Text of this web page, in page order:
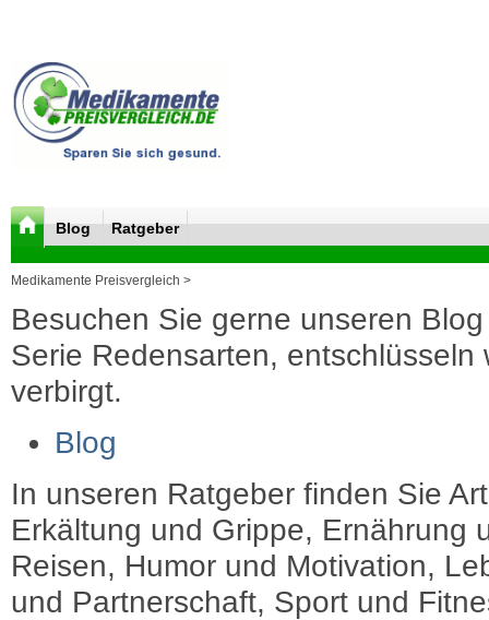
Blog Ratgeber
Medikamente Preisvergleich >
Besuchen Sie gerne unseren
Serie Redensarten, entschlüsseln
verbirgt.
Blog
In unseren Ratgeber finden Sie
Erkältung und Grippe, Ernährung
Reisen, Humor und Motivation,
und Partnerschaft, Sport und